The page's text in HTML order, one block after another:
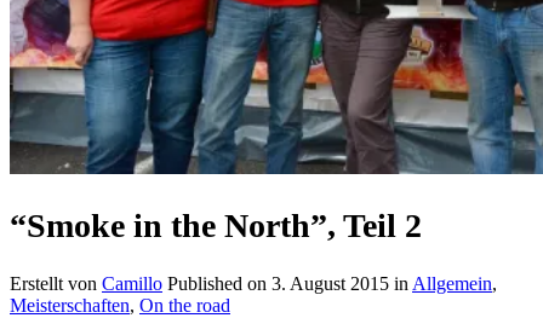
“Smoke in the North”, Teil 2
Erstellt von Camillo Published on 3. August 2015 inAllgemein,
Meisterschaften, On the road